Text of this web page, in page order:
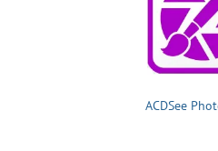
ACDSee